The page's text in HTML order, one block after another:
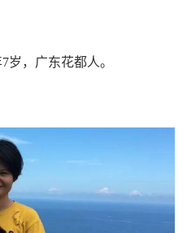
岁，广东花都人。